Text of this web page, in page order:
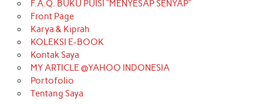
F.A.Q. BUKU PUISI “MENYESAP SENYAP”
Front Page
Karya & Kiprah
KOLEKSI E-BOOK
Kontak Saya
MY ARTICLE @YAHOO INDONESIA
Portofolio
Tentang Saya